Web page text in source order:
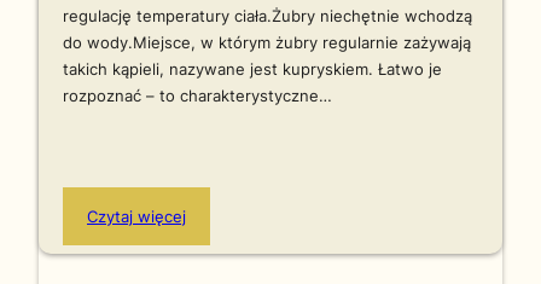
regulację temperatury ciała.Żubry niechętnie wchodzą
do wody.Miejsce, w którym żubry regularnie zażywają
takich kąpieli, nazywane jest kupryskiem. Łatwo je
rozpoznać – to charakterystyczne…
Czytaj więcej